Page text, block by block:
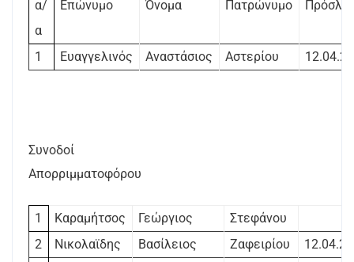
α/
α
Επώνυμο Όνομα Πατρώνυμο
1 Ευαγγελινός Αναστάσιος Αστερίου
Συνοδοί
Απορριμματοφόρου
1 Καραμήτσος Γεώργιος
Στεφάνου
2
Νικολαϊδης Βασίλειος Ζαφειρίου